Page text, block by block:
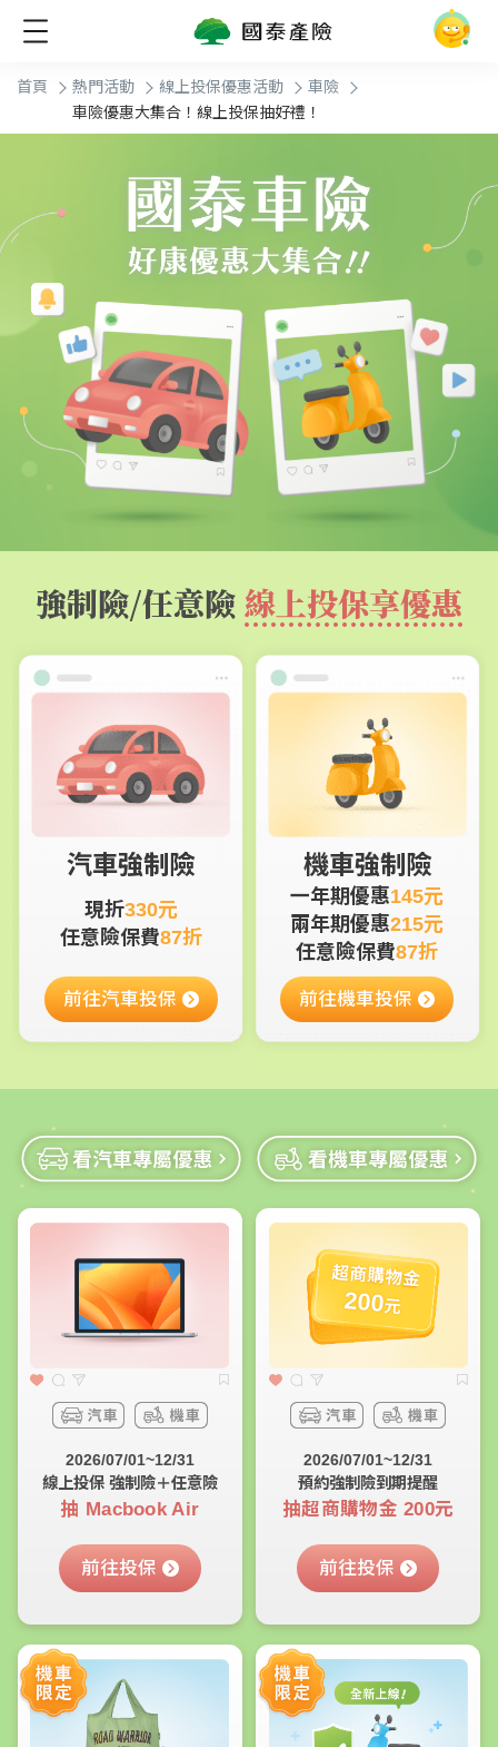
首頁 熱門活動 線上投保優惠活動
車險
車險優惠大集合！線上投保抽好禮！
強制險/任意險 線上投保享優惠
汽車強制險
現折330元
任意險保費87折
前往汽車投保
機車強制險
一年期優惠145元
兩年期優惠215元
任意險保費87折
前往機車投保
2026/07/01~12/31
線上投保 強制險＋任意險
抽 Macbook Air
前往投保
超商購物金
200元
2026/07/01~12/31
預約強制險到期提醒
抽超商購物金 200元
前往投保